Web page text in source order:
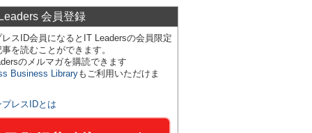
会員登録
スID会員になるとIT Leadersの会員限定
を読むことができます。
のメルマガを購読できます
Business Libraryもご利用いただけま
プレスIDとは